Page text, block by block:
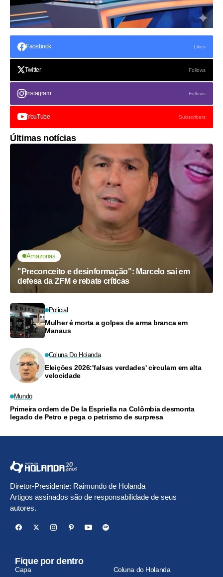
Facebook Likes
Twitter Follows
Instagram Follows
YouTube Subscribers
Últimas notícias
Amazonas
"Preconceito e desinformação": Marcelo sai em
defesa da ZFM e rebate críticas
Policial
Mulher é morta a golpes de arma branca em
Manaus
Coluna Do Holanda
Eleições 2026:'falsas verdades' circulam em alta
velocidade
Mundo
Primeira ordem de De la Espriella na Colômbia desmonta
legado de Petro e pega o petrismo de surpresa
Diretor-Presidente: Raimundo de Holanda
Artigos assinados são de responsabilidade de seus
autores.
Fique por dentro
Capa Coluna do Holanda